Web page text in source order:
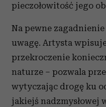
pieczołowitość jego
Na pewne
uwagę. Artysta
przekroczenie
naturze – pozwala
wytyczając drogę ku
jakiejś nadzmysłowej